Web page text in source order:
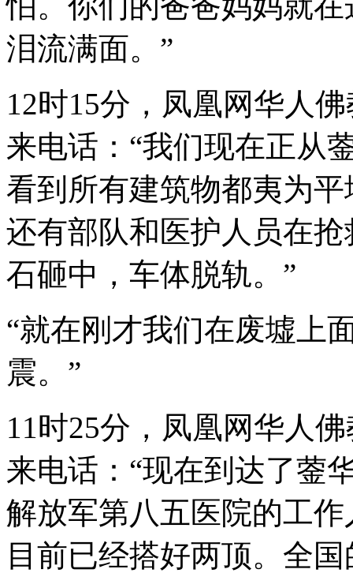
泪流满面。”
12时15分，凤凰网华人
来电话：“我们现在正从
看到所有建筑物都夷为
还有部队和医护人员在
石砸中，车体脱轨。”
“就在刚才我们在废墟上
震。”
11时25分，凤凰网华人
来电话：“现在到达了蓥
解放军第八五医院的工
目前已经搭好两顶。全